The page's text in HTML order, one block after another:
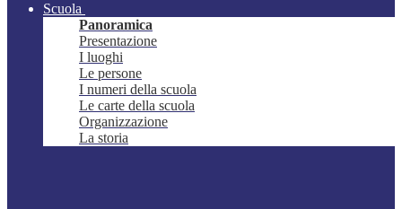
Scuola
Panoramica
Presentazione
I luoghi
Le persone
I numeri della scuola
Le carte della scuola
Organizzazione
La storia